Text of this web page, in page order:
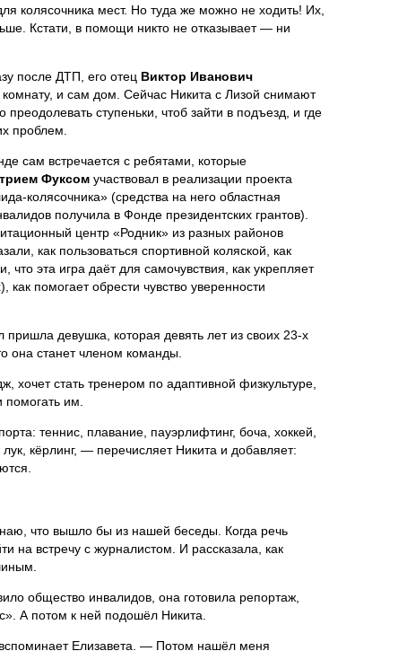
колясочника мест. Но туда же можно не ходить! Их,
Кстати, в помощи никто не отказывает — ни
после ДТП, его отец Виктор Иванович
и сам дом. Сейчас Никита с Лизой снимают
преодолевать ступеньки, чтоб зайти в подъезд, и где
проблем.
сам встречается с ребятами, которые
Фуксом участвовал в реализации проекта
колясочника» (средства на него областная
получила в Фонде президентских грантов).
центр «Родник» из разных районов
как пользоваться спортивной коляской, как
что эта игра даёт для самочувствия, как укрепляет
помогает обрести чувство уверенности
пришла девушка, которая девять лет из своих 23-х
она станет членом команды.
хочет стать тренером по адаптивной физкультуре,
им.
теннис, плавание, пауэрлифтинг, боча, хоккей,
кёрлинг, — перечисляет Никита и добавляет:
что вышло бы из нашей беседы. Когда речь
на встречу с журналистом. И рассказала, как
общество инвалидов, она готовила репортаж,
А потом к ней подошёл Никита.
Елизавета. — Потом нашёл меня